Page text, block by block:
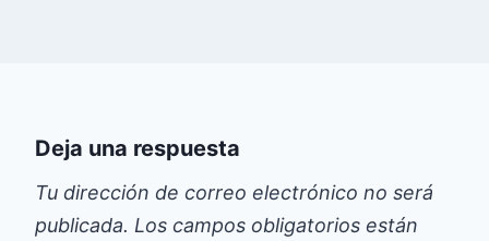
Deja una respuesta
Tu dirección de correo electrónico no será
publicada. Los campos obligatorios están